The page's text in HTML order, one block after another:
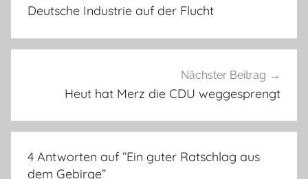
Deutsche Industrie auf der Flucht
Nächster Beitrag
Heut hat Merz die CDU weggesprengt
4 Antworten auf “Ein guter Ratschlag aus
dem Gebirge”